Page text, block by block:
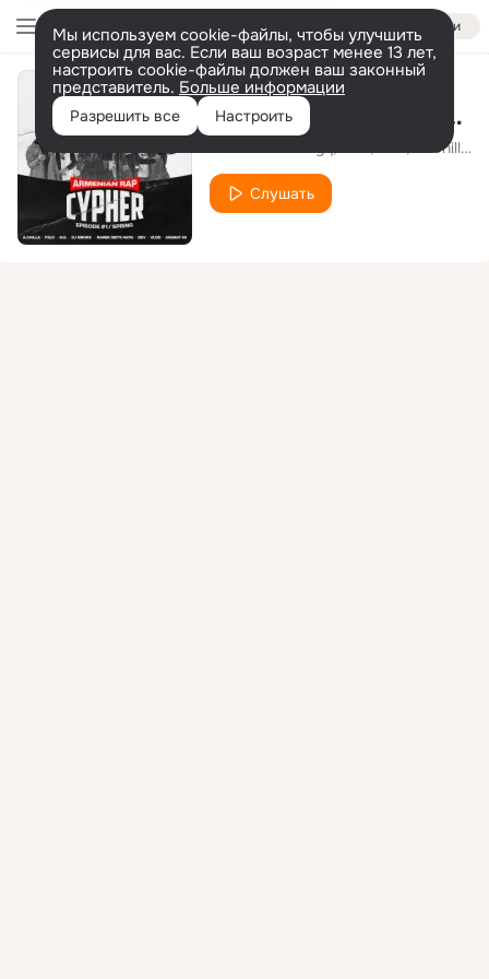
Войти
Мы используем cookie-файлы, чтобы улучшить
сервисы для вас. Если ваш возраст менее 13 лет,
настроить cookie-файлы должен ваш законный
представитель. Больше информации
Разрешить все Настроить Armenian Rap Cypher
A. Chilla
Слушать